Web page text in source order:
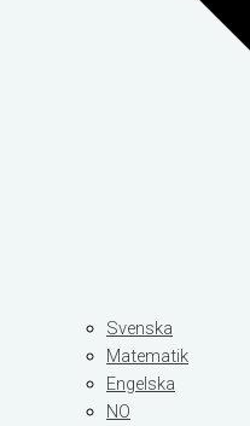
Svenska
Matematik
Engelska
NO